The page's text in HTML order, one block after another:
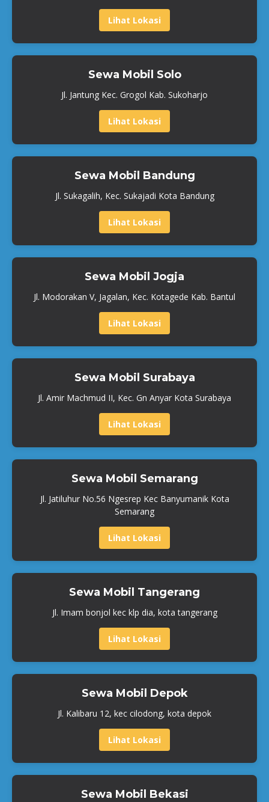
Lihat Lokasi
Sewa Mobil Solo
Jl. Jantung Kec. Grogol Kab. Sukoharjo
Lihat Lokasi
Sewa Mobil Bandung
Jl. Sukagalih, Kec. Sukajadi Kota Bandung
Lihat Lokasi
Sewa Mobil Jogja
Jl. Modorakan V, Jagalan, Kec. Kotagede Kab. Bantul
Lihat Lokasi
Sewa Mobil Surabaya
Jl. Amir Machmud II, Kec. Gn Anyar Kota Surabaya
Lihat Lokasi
Sewa Mobil Semarang
Jl. Jatiluhur No.56 Ngesrep Kec Banyumanik Kota
Semarang
Lihat Lokasi
Sewa Mobil Tangerang
Jl. Imam bonjol kec klp dia, kota tangerang
Lihat Lokasi
Sewa Mobil Depok
Jl. Kalibaru 12, kec cilodong, kota depok
Lihat Lokasi
Sewa Mobil Bekasi